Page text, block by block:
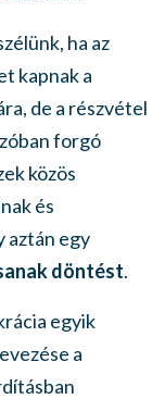
ha az
kapnak a
de a részvétel
forgó
közös
és
aztán egy
döntést.
egyik
a